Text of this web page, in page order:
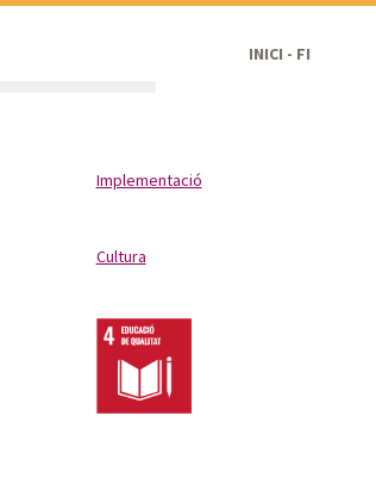
INICI - FI
Implementació
Cultura